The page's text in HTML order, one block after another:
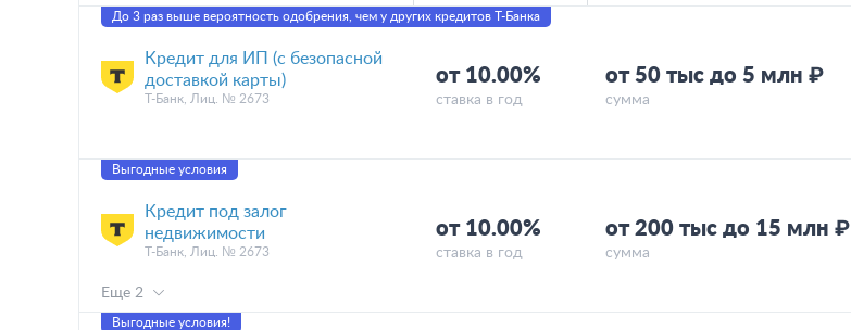
До 3 раз выше вероятность одобрения, чем у других кредитов Т-Банка
Кредит для ИП (с безопасной
доставкой карты)
Т-Банк, Лиц. № 2673
от 10.00%
ставка в год
от 50 тыс до 5 млн ₽
сумма
Выгодные условия
Кредит под залог
недвижимости
Т-Банк, Лиц. № 2673
от 10.00%
ставка в год
от 200 тыс до 15 млн ₽
сумма
Еще 2
Выгодные условия!